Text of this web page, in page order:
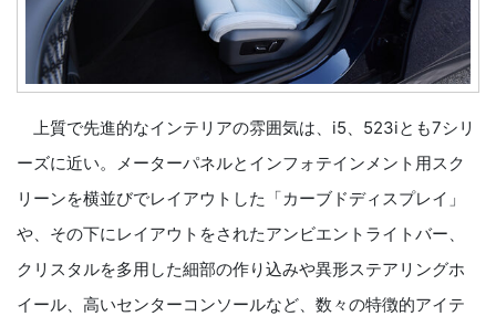
上質で先進的なインテリアの雰囲気は、i5、523iとも7シリ
ーズに近い。メーターパネルとインフォテインメント用スク
リーンを横並びでレイアウトした「カーブドディスプレイ」
や、その下にレイアウトをされたアンビエントライトバー、
クリスタルを多用した細部の作り込みや異形ステアリングホ
イール、高いセンターコンソールなど、数々の特徴的アイテ